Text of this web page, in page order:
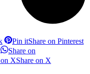
Pin itShare on Pinterest
Share on
on XShare on X